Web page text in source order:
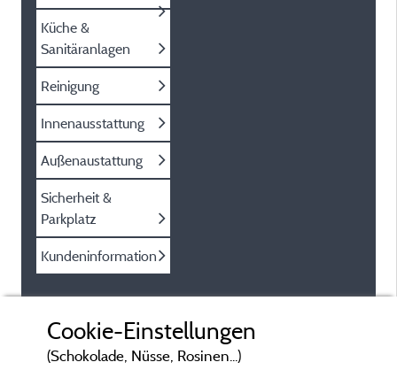
Küche &
Sanitäranlagen
Reinigung
Innenausstattung
Außenaustattung
Sicherheit &
Parkplatz
Kundeninformation
Cookie-Einstellungen
(Schokolade, Nüsse, Rosinen...)